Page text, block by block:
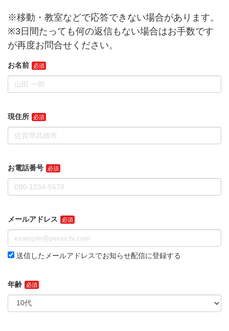
※移動・教室などで応答できない場合があります。
※3日間たっても何の返信もない場合はお手数です
が再度お問合せください。
お名前
現住所
お電話番号
メールアドレス
送信したメールアドレスでお知らせ配信に登録する
年齢